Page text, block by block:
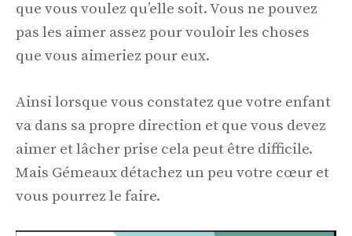
que vous voulez qu’elle soit. Vous ne pouvez
pas les aimer assez pour vouloir les choses
que vous aimeriez pour eux.
Ainsi lorsque vous constatez que votre enfant
va dans sa propre direction et que vous devez
aimer et lâcher prise cela peut être difficile.
Mais Gémeaux détachez un peu votre cœur et
vous pourrez le faire.